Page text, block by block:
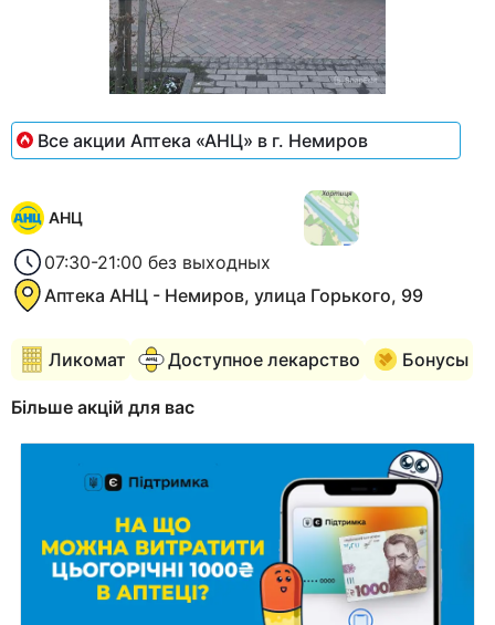
1
of
Все акции Аптека «АНЦ» в г. Немиров
АНЦ
07:30-21:00 без выходных
Аптека АНЦ - Немиров, улица Горького, 99
Ликомат Доступное лекарство Бонусы
Більше акцій для вас